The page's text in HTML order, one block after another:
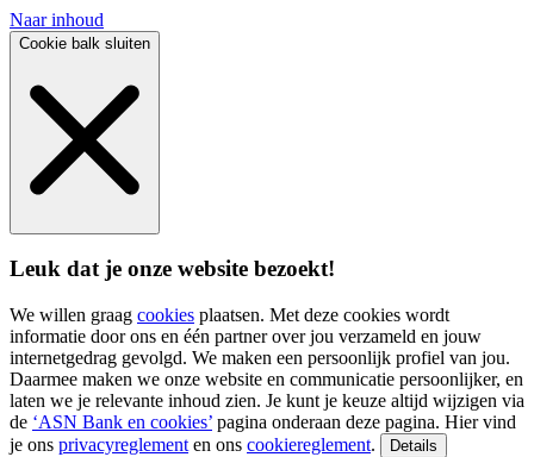
Naar inhoud
Cookie balk sluiten
Leuk dat je onze website bezoekt!
We willen graag cookies plaatsen. Met deze cookies wordt
informatie door ons en één partner over jou verzameld en jouw
internetgedrag gevolgd. We maken een persoonlijk profiel van jou.
Daarmee maken we onze website en communicatie persoonlijker, en
laten we je relevante inhoud zien. Je kunt je keuze altijd wijzigen via
de ‘ASN Bank en cookies’ pagina onderaan deze pagina. Hier vind
je ons privacyreglement en ons cookiereglement. Details